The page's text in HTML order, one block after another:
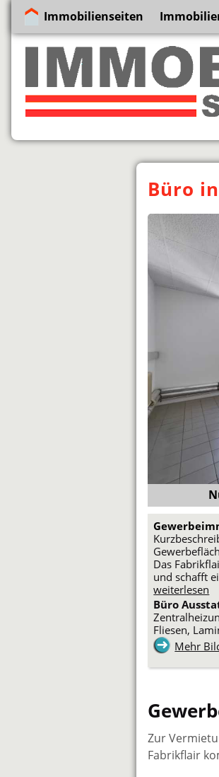
Immobilienseiten
Büro
Das
und schafft
weiterlesen
Büro
Fliesen,
Mehr
Zur
Fabrikflair